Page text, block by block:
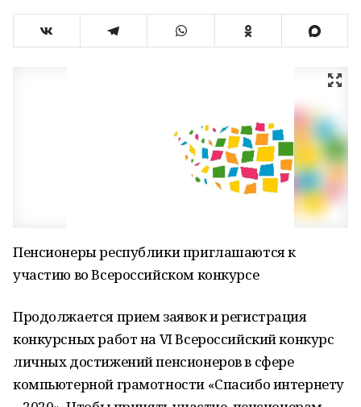
Пенсионеры республики приглашаются к
участию во Всероссийском конкурсе
Продолжается прием заявок и регистрация
конкурсных работ на VI Всероссийский конкурс
личных достижений пенсионеров в сфере
компьютерной грамотности «Спасибо интернету